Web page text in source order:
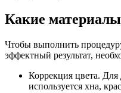
Какие
Чтобы выполнить
эффектный результат,
Коррекция цвета. Для
используется хна,